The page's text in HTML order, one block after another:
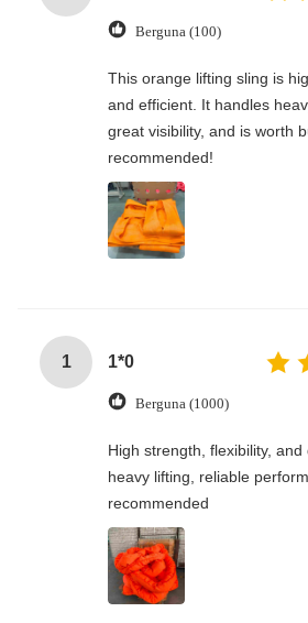
Berguna (100)
This orange lifting sling is
and efficient. It handles
great visibility, and is worth
recommended!
1 1*0
Berguna (1000)
High strength, flexibility,
heavy lifting, reliable
recommended